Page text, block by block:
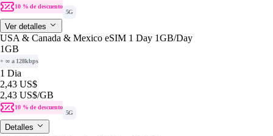
10 % de descuento
5G
Ver detalles
USA & Canada & Mexico eSIM 1 Day 1GB/Day
1GB
+ ∞ a 128kbps
1 Dia
2,43 US$
2,43 US$/GB
10 % de descuento
5G
Detalles